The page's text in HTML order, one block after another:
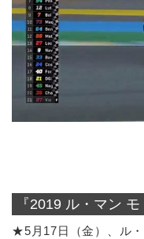
『2019 ル・マン
★5月17日（金）、ル